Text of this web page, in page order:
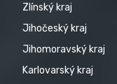
Zlínský kraj
Jihočeský kraj
Jihomoravský kraj
Karlovarský kraj